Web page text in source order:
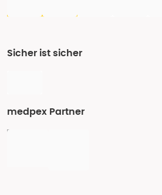
Sicher ist sicher
medpex Partner